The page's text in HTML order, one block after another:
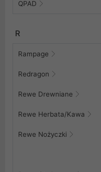
QPAD
R
Rampage
Redragon
Rewe Drewniane
Rewe Herbata/Kawa
Rewe Nożyczki